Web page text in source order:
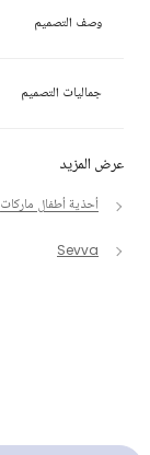
عرض المزيد
أحذية أطفال ماركات
Sevva
وصف التصميم
جماليات التصميم